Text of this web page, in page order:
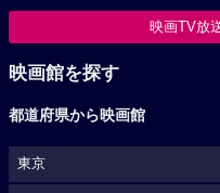
映画TV放
映画館を探す
都道府県から映画館
東京